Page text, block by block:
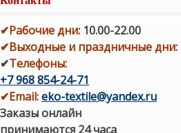
✔Рабочие дни: 10.00-22.00
✔Выходные и праздничные дни:
✔Телефоны:
+7 968 854-24-71
✔Email:eko-textile@yandex.ru
Заказы онлайн
принимаются 24 часа